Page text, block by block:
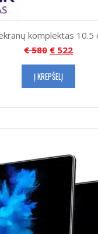
komplektas 10.5
€580 € 522
Į KREPŠELĮ